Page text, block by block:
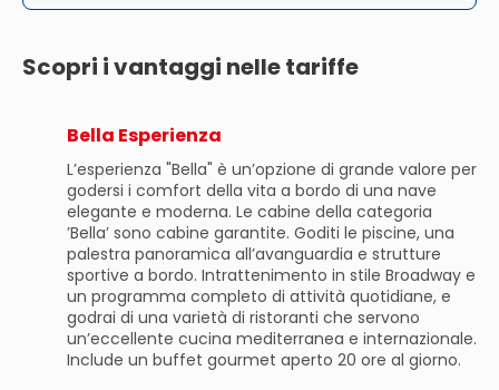
Scopri i vantaggi nelle tariffe
Bella Esperienza
L’esperienza "Bella" è un’opzione di grande valore per
godersi i comfort della vita a bordo di una nave
elegante e moderna. Le cabine della categoria
’Bella’ sono cabine garantite. Goditi le piscine, una
palestra panoramica all’avanguardia e strutture
sportive a bordo. Intrattenimento in stile Broadway e
un programma completo di attività quotidiane, e
godrai di una varietà di ristoranti che servono
un’eccellente cucina mediterranea e internazionale.
Include un buffet gourmet aperto 20 ore al giorno.